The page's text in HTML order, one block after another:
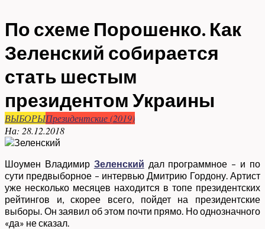
По схеме Порошенко. Как
Зеленский собирается
стать шестым
президентом Украины
ВЫБОРЫПрезидентские (2019)
На: 28.12.2018
Шоумен Владимир Зеленский дал программное – и по
сути предвыборное – интервью Дмитрию Гордону. Артист
уже несколько месяцев находится в топе президентских
рейтингов и, скорее всего, пойдет на президентские
выборы. Он заявил об этом почти прямо. Но однозначного
«да» не сказал.